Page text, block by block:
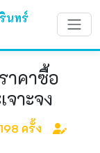
นทร์
าคาซื้อ
าะจง
198 ครั้ง